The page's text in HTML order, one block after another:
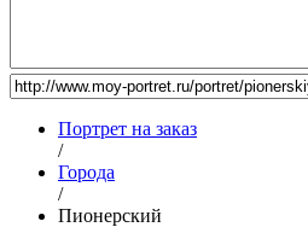
Портрет на заказ
/
Города
/
Пионерский